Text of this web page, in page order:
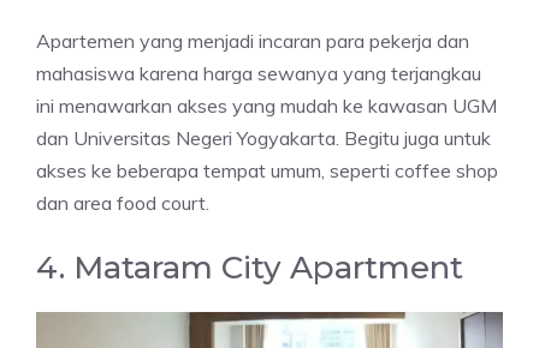
Apartemen yang menjadi incaran para pekerja dan
mahasiswa karena harga sewanya yang terjangkau
ini menawarkan akses yang mudah ke kawasan UGM
dan Universitas Negeri Yogyakarta. Begitu juga untuk
akses ke beberapa tempat umum, seperti coffee shop
dan area food court.
4. Mataram City Apartment